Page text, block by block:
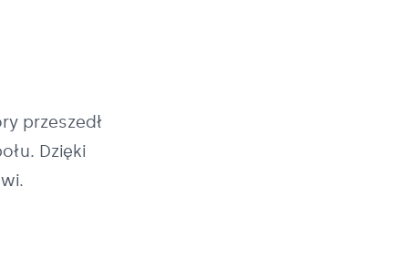
przeszedł
Dzięki